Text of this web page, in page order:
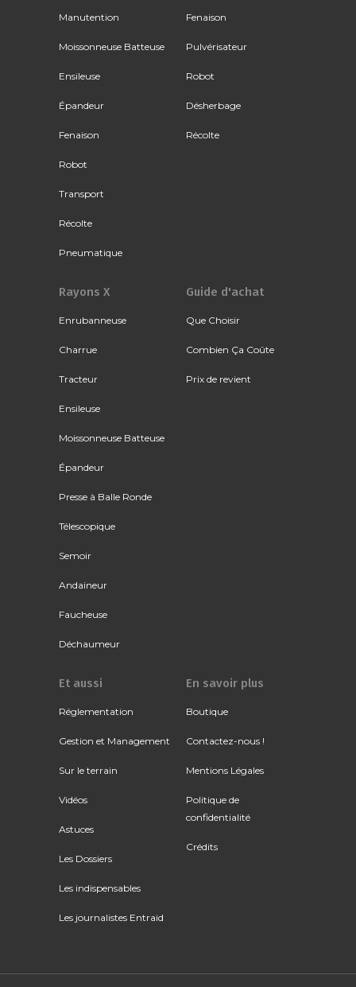
Manutention
Moissonneuse Batteuse
Ensileuse
Épandeur
Fenaison
Robot
Transport
Récolte
Pneumatique
Fenaison
Pulvérisateur
Robot
Désherbage
Récolte
Rayons X
Enrubanneuse
Charrue
Tracteur
Ensileuse
Moissonneuse Batteuse
Épandeur
Presse à Balle Ronde
Télescopique
Semoir
Andaineur
Faucheuse
Déchaumeur
Guide d'achat
Que Choisir
Combien Ça Coûte
Prix de revient
Et aussi
Réglementation
Gestion et Management
Sur le terrain
Vidéos
Astuces
Les Dossiers
Les indispensables
Les journalistes Entraid
En savoir plus
Boutique
Contactez-nous !
Mentions Légales
Politique de
confidentialité
Crédits